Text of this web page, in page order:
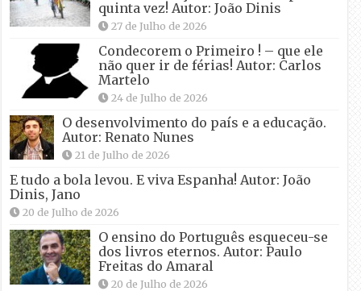
quinta vez! Autor: João Dinis
27 de Julho de 2026
Condecorem o Primeiro ! – que ele
não quer ir de férias! Autor: Carlos
Martelo
24 de Julho de 2026
O desenvolvimento do país e a educação.
Autor: Renato Nunes
21 de Julho de 2026
E tudo a bola levou. E viva Espanha! Autor: João
Dinis, Jano
20 de Julho de 2026
O ensino do Português esqueceu-se
dos livros eternos. Autor: Paulo
Freitas do Amaral
20 de Julho de 2026